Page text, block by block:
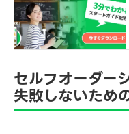
セルフオーダー
失敗しないため